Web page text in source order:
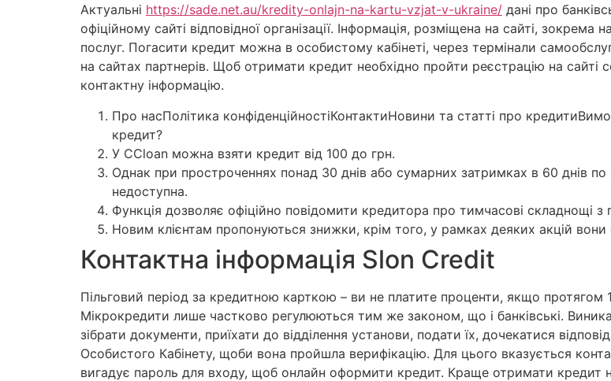
Актуальні https://sade.net.au/kredity-onlajn-na-kartu-vzjat-v-ukraine/ дані про
офіційному сайті відповідної організації. Інформація, розміщена на сайті,
послуг. Погасити кредит можна в особистому кабінеті, через термінали
на сайтах партнерів. Щоб отримати кредит необхідно пройти реєстрацію на сайті
контактну інформацію.
Про насПолітика конфіденційностіКонтактиНовини та статті про
кредит?
У CСloan можна взяти кредит від 100 до грн.
Однак при простроченнях понад 30 днів або сумарних затримках в 60 днів по
недоступна.
Функція дозволяє офіційно повідомити кредитора про тимчасові складнощі
Новим клієнтам пропонуються знижки, крім того, у рамках деяких акцій
Контактна інформація Slon Credit
Пільговий період за кредитною карткою – ви не платите проценти, якщо протягом
Мікрокредити лише частково регулюються тим же законом, що і банківські.
зібрати документи, приїхати до відділення установи, подати їх, дочекатися
Особистого Кабінету, щоби вона пройшла верифікацію. Для цього вказується
вигадує пароль для входу, щоб онлайн оформити кредит. Краще отримати кредит